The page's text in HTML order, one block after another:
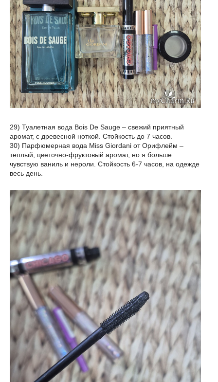
29) Туалетная вода Bois De Sauge – свежий приятный
аромат, с древесной ноткой. Стойкость до 7 часов.
30) Парфюмерная вода Miss Giordani от Орифлейм –
теплый, цветочно-фруктовый аромат, но я больше
чувствую ваниль и нероли. Стойкость 6-7 часов, на одежде
весь день.